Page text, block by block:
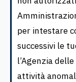
per intestare
successivi le
l’Agenzia
attività